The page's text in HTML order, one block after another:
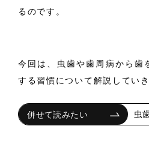
るのです。
今回は、虫歯や歯周病から歯
する習慣について解説していき
虫